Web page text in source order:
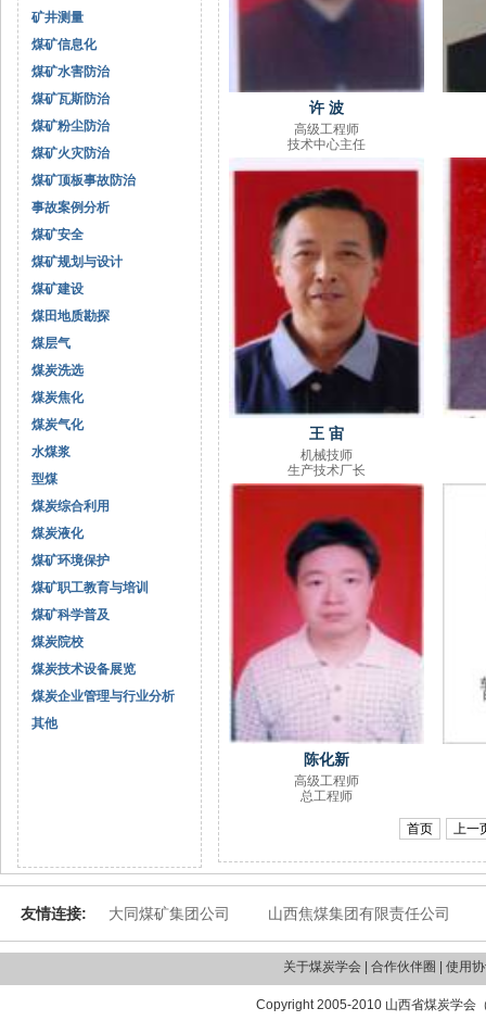
矿井测量
煤矿信息化
煤矿水害防治
煤矿瓦斯防治
煤矿粉尘防治
煤矿火灾防治
煤矿顶板事故防治
事故案例分析
煤矿安全
煤矿规划与设计
煤矿建设
煤田地质勘探
煤层气
煤炭洗选
煤炭焦化
煤炭气化
水煤浆
型煤
煤炭综合利用
煤炭液化
煤矿环境保护
煤矿职工教育与培训
煤矿科学普及
煤炭院校
煤炭技术设备展览
煤炭企业管理与行业分析
其他
许 波
高级工程师
技术中心主任
王 宙
机械技师
生产技术厂长
陈化新
高级工程师
总工程师
首页 上一
友情连接: 大同煤矿集团公司 山西焦煤集团有限责任公司
关于煤炭学会 | 合作伙伴圈 | 使用
Copyright 2005-2010 山西省煤炭学会